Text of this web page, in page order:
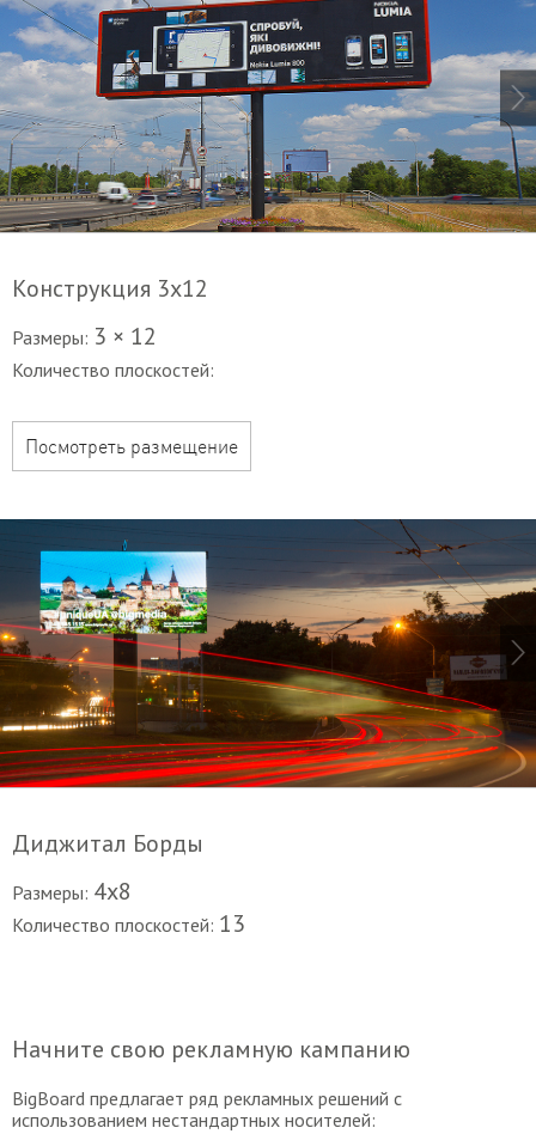
Конструкция 3х12
Размеры: 3 × 12
Количество плоскостей:
Посмотреть размещение
Диджитал Борды
Размеры: 4х8
Количество плоскостей: 13
Начните свою рекламную кампанию
BigBoard предлагает ряд рекламных решений с
использованием нестандартных носителей: